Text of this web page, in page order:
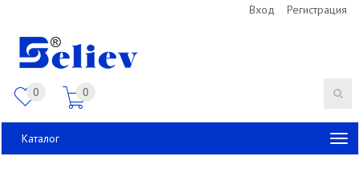
Вход Регистрация
0 0
Каталог